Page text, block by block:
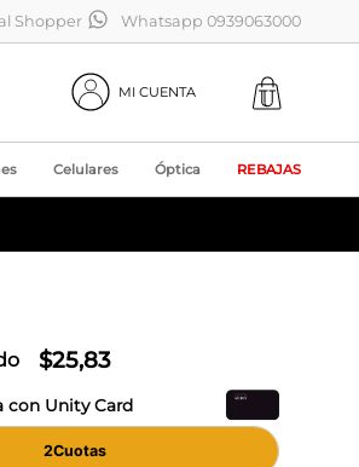
Shopper Whatsapp 0939063000
MI CUENTA
Celulares Óptica REBAJAS
$25,83
con Unity Card
2Cuotas